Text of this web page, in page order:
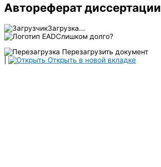
Автореферат диссертации
Загрузка...
Слишком долго?
Перезагрузить документ
Открыть в новой вкладке